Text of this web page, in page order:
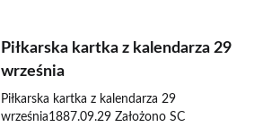
Piłkarska kartka z kalendarza 29
września
Piłkarska kartka z kalendarza 29
września1887.09.29 Założono SC